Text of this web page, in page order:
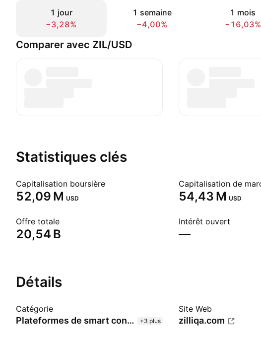
1 jour
−3,28%
1 semaine
−4,00%
1 mois
−16,03%
Comparer avec ZIL/USD
Statistiques clés
Capitalisation boursière
‪52,09 M‬ USD ‪54,43 M‬ USD
Offre totale
‪20,54 B‬
Intérêt ouvert
—
Détails
Catégorie
Plateformes de smart contracts +3 plus
Site Web
zilliqa.com